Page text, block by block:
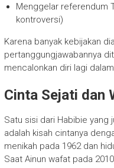
Menggelar referendum
kontroversi)
Karena banyak kebijakan
pertanggungjawabannya
mencalonkan diri lagi
Cinta Sejati dan
Satu sisi dari Habibie yang
adalah kisah cintanya
menikah pada 1962 dan
Saat Ainun wafat pada